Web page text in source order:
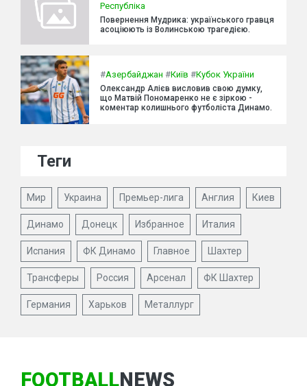
Республіка
Повернення Мудрика: українського гравця
асоціюють із Волинською трагедією.
#Азербайджан #Київ #Кубок України
Олександр Алієв висловив свою думку,
що Матвій Пономаренко не є зіркою -
коментар колишнього футболіста Динамо.
Теги
Мир Украина Премьер-лига Англия Киев
Динамо Донецк Избранное Италия
Испания ФК Динамо Главное Шахтер
Трансферы Россия Арсенал ФК Шахтер
Германия Харьков Металлург
FOOTBALLNEWS